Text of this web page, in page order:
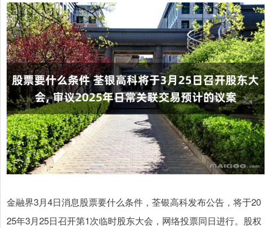
金融界3月4日消息股票要什么条件，荃银高科发布公告，将于20
25年3月25日召开第1次临时股东大会，网络投票同日进行。股权